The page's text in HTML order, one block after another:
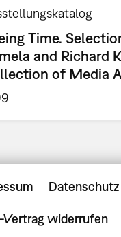
Time.
and Richard
of Media
Datenschutz
Vertrag widerrufen